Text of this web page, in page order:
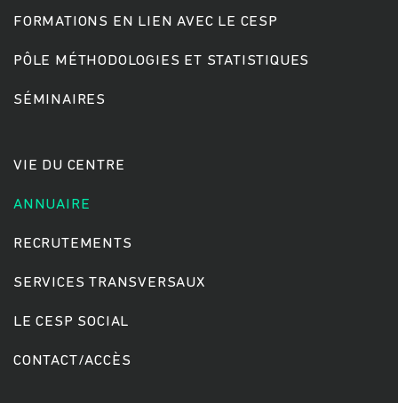
FORMATIONS EN LIEN AVEC LE CESP
PÔLE MÉTHODOLOGIES ET STATISTIQUES
SÉMINAIRES
VIE DU CENTRE
ANNUAIRE
RECRUTEMENTS
SERVICES TRANSVERSAUX
LE CESP SOCIAL
CONTACT/ACCÈS